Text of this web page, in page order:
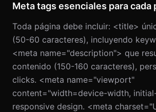
Meta tags esenciales para cada
Toda página debe incluir: <title>
(50-60 caracteres), incluyendo
<meta name="description"> que
contenido (150-160 caracteres),
clicks. <meta name="viewport"
content="width=device-width,
responsive design. <meta